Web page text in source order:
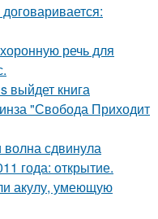
речь для
выйдет книга
"Свобода Приходит
сдвинула
года: открытие.
акулу, умеющую